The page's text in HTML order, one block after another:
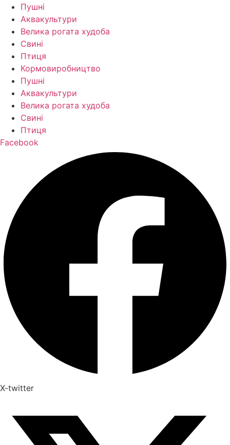
Пушні
Аквакультури
Велика рогата худоба
Свині
Птиця
Кормо­виробництво
Пушні
Аквакультури
Велика рогата худоба
Свині
Птиця
Facebook
X-twitter